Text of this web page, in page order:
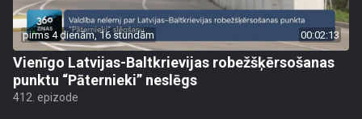
pirms 4 dienām, 16 stundām 00:02:13
Vienīgo Latvijas-Baltkrievijas robežšķērsošanas
punktu “Pāternieki” neslēgs
412. epizode